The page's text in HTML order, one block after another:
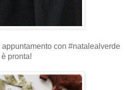
con #natalealverde
è pronta!